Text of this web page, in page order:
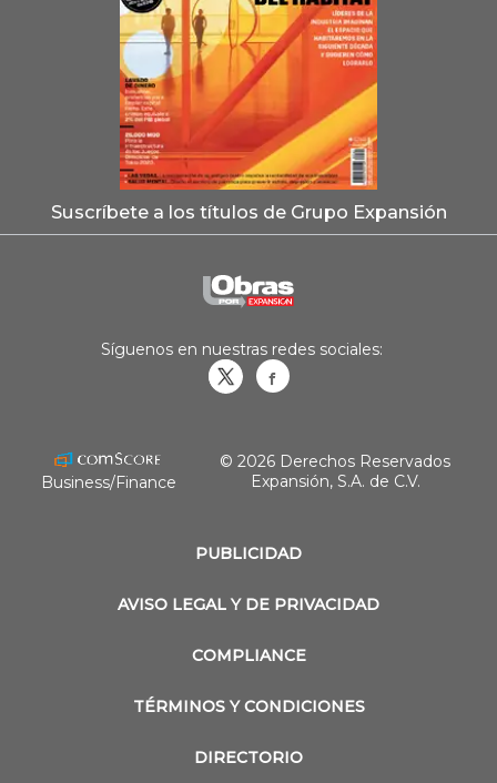
Suscríbete a los títulos de Grupo Expansión
PUBLICIDAD
AVISO LEGAL Y DE PRIVACIDAD
COMPLIANCE
TÉRMINOS Y CONDICIONES
DIRECTORIO
Síguenos en nuestras redes sociales:
Business/Finance
© 2026 Derechos Reservados
Expansión, S.A. de C.V.